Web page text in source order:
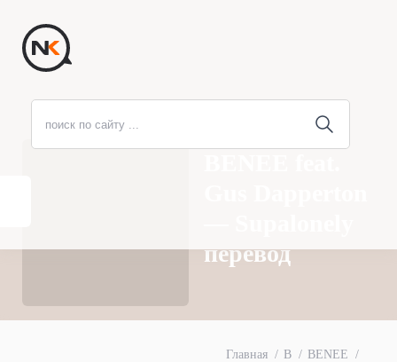
перевод
Главная B
BENEE